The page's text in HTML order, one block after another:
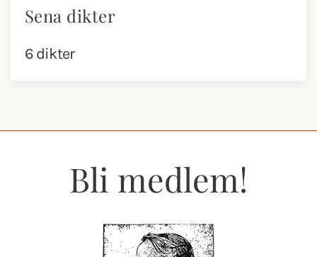
Sena dikter
6 dikter
Bli medlem!